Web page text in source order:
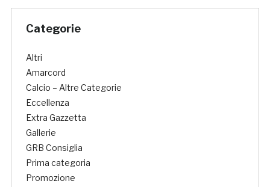
Categorie
Altri
Amarcord
Calcio – Altre Categorie
Eccellenza
Extra Gazzetta
Gallerie
GRB Consiglia
Prima categoria
Promozione